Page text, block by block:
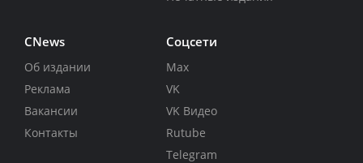
CNews
Об издании
Реклама
Вакансии
Контакты
Соцсети
Max
VK
VK Видео
Rutube
Telegram